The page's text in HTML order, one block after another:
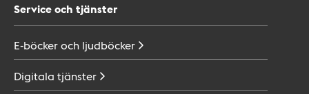
Service och tjänster
E-böcker och ljudböcker
Digitala tjänster